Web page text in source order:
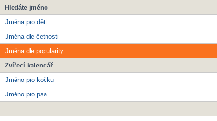
Hledáte jméno
Jména pro děti
Jména dle četnosti
Jména dle popularity
Zvířecí kalendář
Jméno pro kočku
Jméno pro psa